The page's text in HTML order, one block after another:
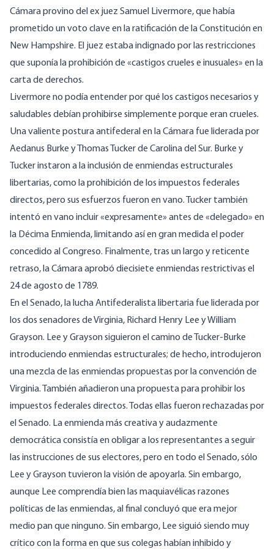
Cámara provino del ex juez Samuel Livermore, que había
prometido un voto clave en la ratificación de la Constitución en
New Hampshire. El juez estaba indignado por las restricciones
que suponía la prohibición de «castigos crueles e inusuales» en la
carta de derechos.
Livermore no podía entender por qué los castigos necesarios y
saludables debían prohibirse simplemente porque eran crueles.
Una valiente postura antifederal en la Cámara fue liderada por
Aedanus Burke y Thomas Tucker de Carolina del Sur. Burke y
Tucker instaron a la inclusión de enmiendas estructurales
libertarias, como la prohibición de los impuestos federales
directos, pero sus esfuerzos fueron en vano. Tucker también
intentó en vano incluir «expresamente» antes de «delegado» en
la Décima Enmienda, limitando así en gran medida el poder
concedido al Congreso. Finalmente, tras un largo y reticente
retraso, la Cámara aprobó diecisiete enmiendas restrictivas el
24 de agosto de 1789.
En el Senado, la lucha Antifederalista libertaria fue liderada por
los dos senadores de Virginia, Richard Henry Lee y William
Grayson. Lee y Grayson siguieron el camino de Tucker-Burke
introduciendo enmiendas estructurales; de hecho, introdujeron
una mezcla de las enmiendas propuestas por la convención de
Virginia. También añadieron una propuesta para prohibir los
impuestos federales directos. Todas ellas fueron rechazadas por
el Senado. La enmienda más creativa y audazmente
democrática consistía en obligar a los representantes a seguir
las instrucciones de sus electores, pero en todo el Senado, sólo
Lee y Grayson tuvieron la visión de apoyarla. Sin embargo,
aunque Lee comprendía bien las maquiavélicas razones
políticas de las enmiendas, al final concluyó que era mejor
medio pan que ninguno. Sin embargo, Lee siguió siendo muy
crítico con la forma en que sus colegas habían inhibido y